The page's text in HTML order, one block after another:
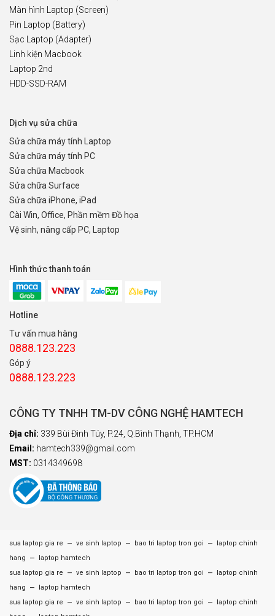
Màn hình Laptop (Screen)
Pin Laptop (Battery)
Sạc Laptop (Adapter)
Linh kiện Macbook
Laptop 2nd
HDD-SSD-RAM
Dịch vụ sửa chữa
Sửa chữa máy tính Laptop
Sửa chữa máy tính PC
Sửa chữa Macbook
Sửa chữa Surface
Sửa chữa iPhone, iPad
Cài Win, Office, Phần mềm Đồ họa
Vệ sinh, nâng cấp PC, Laptop
Hình thức thanh toán
Hotline
Tư vấn mua hàng
0888.123.223
Góp ý
0888.123.223
CÔNG TY TNHH TM-DV CÔNG NGHỆ HAMTECH
Địa chỉ: 339 Bùi Đình Túy, P.24, Q.Bình Thạnh, TP.HCM
Email: hamtech339@gmail.com
MST: 0314349698
sua laptop gia re – ve sinh laptop – bao tri laptop tron goi –
laptop chinh
hang
–
laptop hamtech
sua laptop gia re
– ve sinh laptop – bao tri laptop tron goi –
laptop chinh
hang
–
laptop hamtech
sua laptop gia re
– ve sinh laptop – bao tri laptop tron goi –
laptop chinh